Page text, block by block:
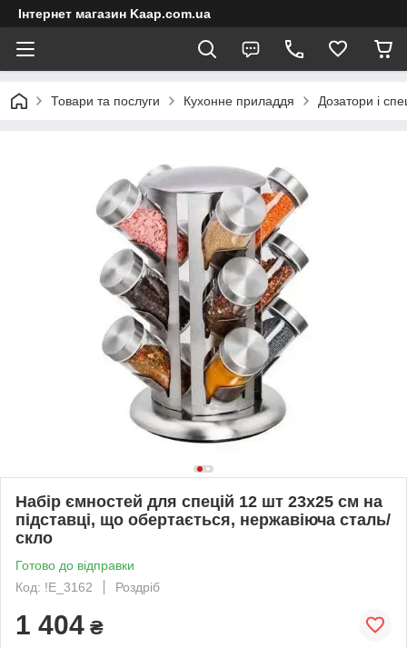
Інтернет магазин Kaap.com.ua
Товари та послуги Кухонне приладдя Дозатори і
Набір ємностей для спецій 12 шт 23х25 см на
підставці, що обертається, нержавіюча сталь/
скло
Готово до відправки
Код: !Е_3162
Роздріб
1 404 ₴